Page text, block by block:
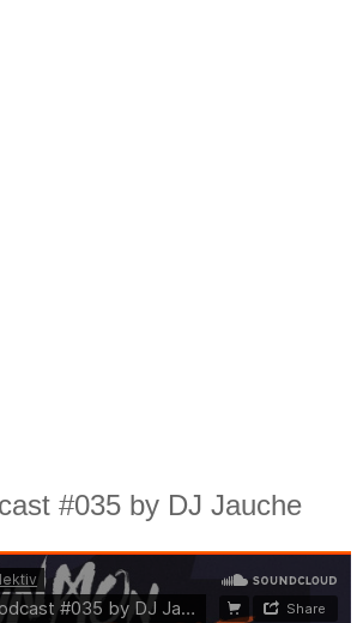
#035 by DJ Jauche